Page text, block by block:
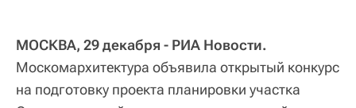
МОСКВА, 29 декабря - РИА Новости.
Москомархитектура объявила открытый конкурс
на подготовку проекта планировки участка